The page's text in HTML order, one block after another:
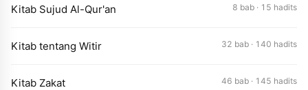
Kitab Sujud Al-Qur'an 8 bab · 15 hadits
Kitab tentang Witir 32 bab · 140 hadits
Kitab Zakat 46 bab · 145 hadits